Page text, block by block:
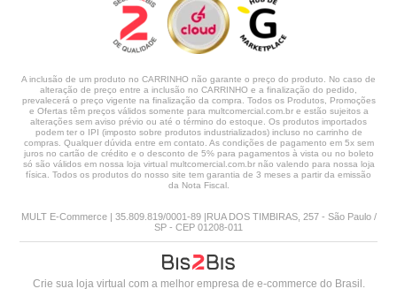
A inclusão de um produto no CARRINHO não garante o preço do produto. No caso de
alteração de preço entre a inclusão no CARRINHO e a finalização do pedido,
prevalecerá o preço vigente na finalização da compra. Todos os Produtos, Promoções
e Ofertas têm preços válidos somente para multcomercial.com.br e estão sujeitos a
alterações sem aviso prévio ou até o término do estoque. Os produtos importados
podem ter o IPI (imposto sobre produtos industrializados) incluso no carrinho de
compras. Qualquer dúvida entre em contato. As condições de pagamento em 5x sem
juros no cartão de crédito e o desconto de 5% para pagamentos à vista ou no boleto
só são válidos em nossa loja virtual multcomercial.com.br não valendo para nossa loja
física. Todos os produtos do nosso site tem garantia de 3 meses a partir da emissão
da Nota Fiscal.
MULT E-Commerce | 35.809.819/0001-89 |RUA DOS TIMBIRAS, 257 - São Paulo /
SP - CEP 01208-011
Crie sua loja virtual com a melhor empresa de e-commerce do Brasil.